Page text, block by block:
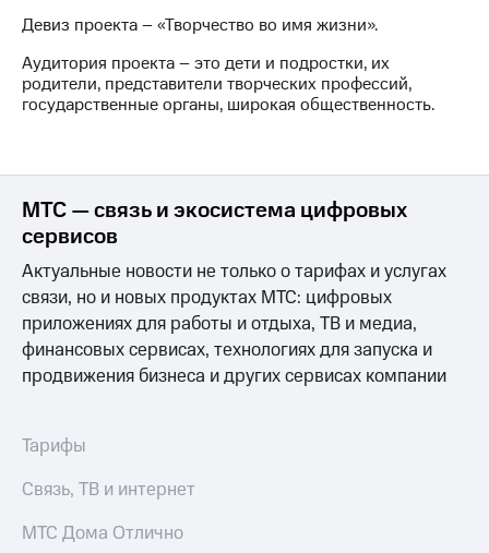
Новости
регионе
и акционерам
секретарь
Раскрытие
информации
Информация
акционерам
ПАО
"МТС"
Собрания
Акционерный
капитал
и
Девиз проекта – «Творчество во имя жизни».
Аудитория проекта – это дети и подростки, их
родители, представители творческих профессий,
государственные органы, широкая общественность.
МТС — связь и экосистема цифровых
сервисов
Актуальные новости не только о тарифах и услугах
связи, но и новых продуктах МТС: цифровых
приложениях для работы и отдыха, ТВ и медиа,
финансовых сервисах, технологиях для запуска и
продвижения бизнеса и других сервисах компании
Тарифы
Связь, ТВ и интернет
МТС Дома Отлично